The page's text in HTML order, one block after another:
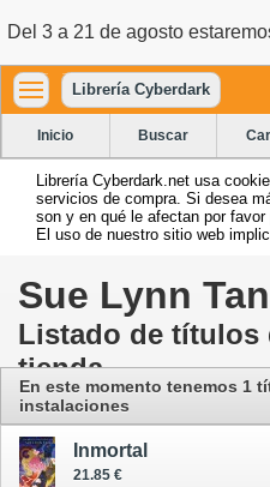
Del 3 a 21 de agosto
Librería Cyberdark
Inicio Buscar
Librería Cyberdark.net usa
servicios de compra. Si desea
son y en qué le afectan por favor
El uso de nuestro sitio web
Sue Lynn Tan
Listado de títulos
tienda
En este momento tenemos 1
instalaciones
Inmortal
21.85 €